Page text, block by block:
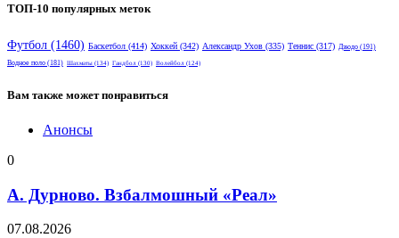
ТОП-10 популярных меток
Футбол (1460) Баскетбол (414) Хоккей (342) Александр Ухов (335) Теннис (317) Дзюдо (191)
Водное поло (181) Шахматы (134) Гандбол (130) Волейбол (124)
Вам также может понравиться
Анонсы
0
А. Дурново. Взбалмошный «Реал»
07.08.2026